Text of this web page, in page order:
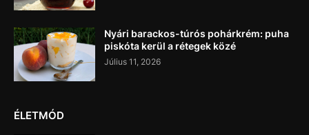
Nyári barackos-túrós pohárkrém: puha
piskóta kerül a rétegek közé
Július 11, 2026
ÉLETMÓD